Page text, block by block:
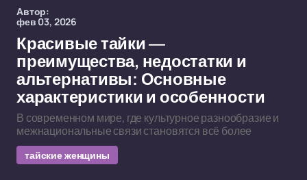
Автор:
фев 03, 2026
Красивые тайки —
преимущества, недостатки и
альтернативы: Основные
характеристики и особенности
В современном мире, где культурное разнообразие и
межнациональные связи становятся всё более
тайские женщины